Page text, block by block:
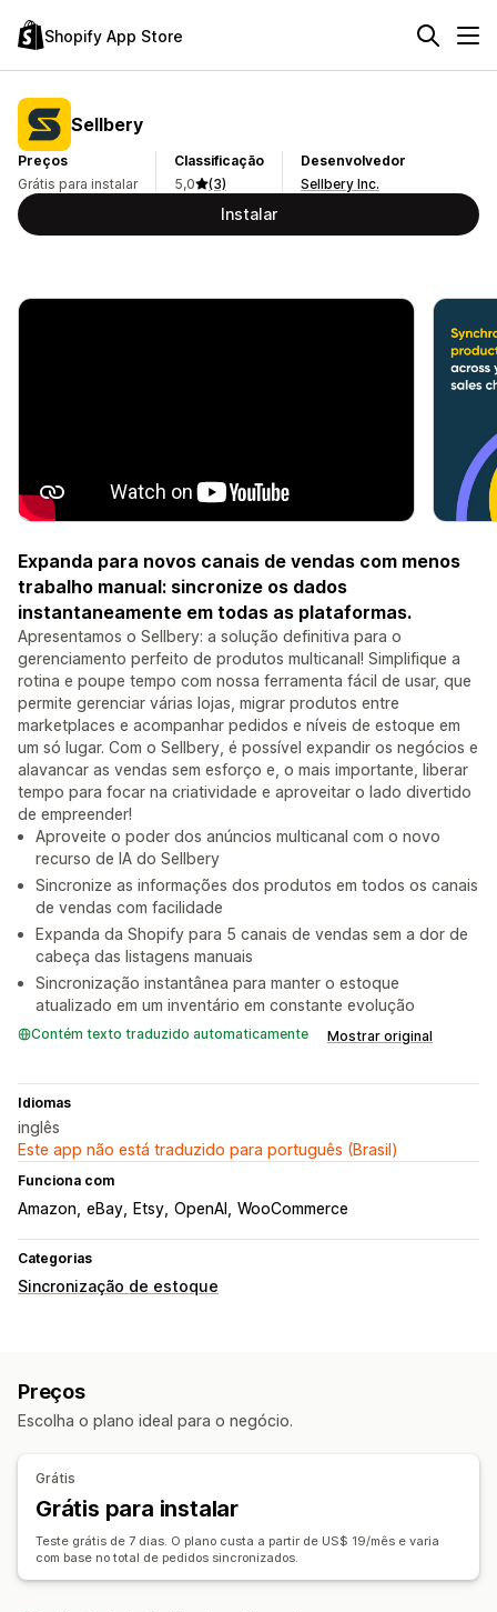
Shopify App Store
Sellbery
Preços
Grátis para instalar
Classificação
5,0
(3)
Desenvolvedor
Sellbery Inc.
Instalar
Expanda para novos canais de vendas com menos
trabalho manual: sincronize os dados
instantaneamente em todas as plataformas.
Apresentamos o Sellbery: a solução definitiva para o
gerenciamento perfeito de produtos multicanal! Simplifique a
rotina e poupe tempo com nossa ferramenta fácil de usar, que
permite gerenciar várias lojas, migrar produtos entre
marketplaces e acompanhar pedidos e níveis de estoque em
um só lugar. Com o Sellbery, é possível expandir os negócios e
alavancar as vendas sem esforço e, o mais importante, liberar
tempo para focar na criatividade e aproveitar o lado divertido
de empreender!
Aproveite o poder dos anúncios multicanal com o novo
recurso de IA do Sellbery
Sincronize as informações dos produtos em todos os canais
de vendas com facilidade
Expanda da Shopify para 5 canais de vendas sem a dor de
cabeça das listagens manuais
Sincronização instantânea para manter o estoque
atualizado em um inventário em constante evolução
Contém texto traduzido automaticamente Mostrar original
Idiomas
inglês
Este app não está traduzido para português (Brasil)
Funciona com
Amazon eBay Etsy OpenAI WooCommerce
Categorias
Sincronização de estoque
Preços
Escolha o plano ideal para o negócio.
Grátis
Grátis para instalar
Teste grátis de 7 dias. O plano custa a partir de US$ 19/mês e varia
com base no total de pedidos sincronizados.